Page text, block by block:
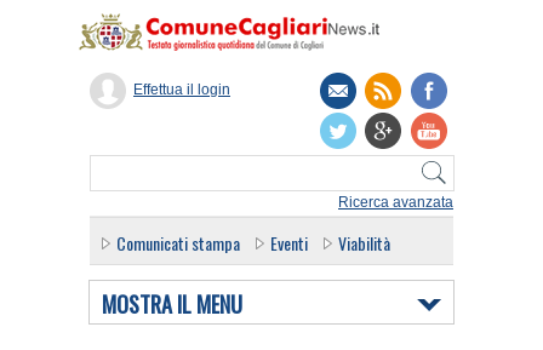
Ricerca avanzata
Effettua il login
Comunicati stampa Eventi Viabilità
MOSTRA IL MENU